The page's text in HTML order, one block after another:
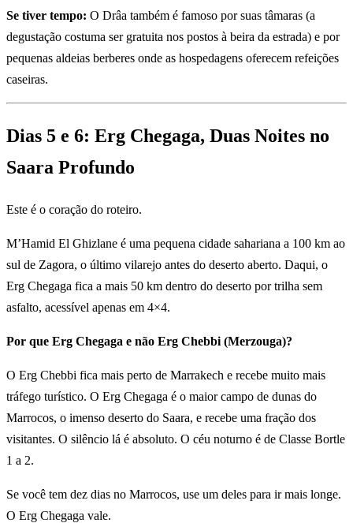
Se tiver tempo: O Drâa também é famoso por suas tâmaras (a
degustação costuma ser gratuita nos postos à beira da estrada) e por
pequenas aldeias berberes onde as hospedagens oferecem refeições
caseiras.
Dias 5 e 6: Erg Chegaga, Duas Noites no
Saara Profundo
Este é o coração do roteiro.
M’Hamid El Ghizlane é uma pequena cidade sahariana a 100 km ao
sul de Zagora, o último vilarejo antes do deserto aberto. Daqui, o
Erg Chegaga fica a mais 50 km dentro do deserto por trilha sem
asfalto, acessível apenas em 4×4.
Por que Erg Chegaga e não Erg Chebbi (Merzouga)?
O Erg Chebbi fica mais perto de Marrakech e recebe muito mais
tráfego turístico. O Erg Chegaga é o maior campo de dunas do
Marrocos, o imenso deserto do Saara, e recebe uma fração dos
visitantes. O silêncio lá é absoluto. O céu noturno é de Classe Bortle
1 a 2.
Se você tem dez dias no Marrocos, use um deles para ir mais longe.
O Erg Chegaga vale.